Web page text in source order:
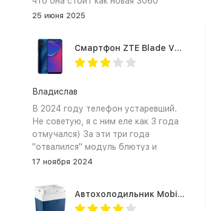
25 июня 2025
Смартфон ZTE Blade V2020 Smart 64 Гб синий
Владислав
В 2024 году телефон устаревший.
Не советую, я с ним еле как 3 года
отмучался) За эти три года
"отвалился" модуль блютуз и
сканер отпечатка пальца
17 ноября 2024
Автохолодильник Mobicool MV26 AC/DC